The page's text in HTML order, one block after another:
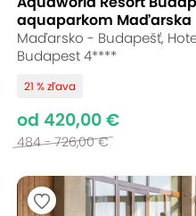
aquaparkom Maďarska
Maďarsko - Budapešť,
Budapest 4****
21 % zľava
od 420,00 €
484 - 726,00 €